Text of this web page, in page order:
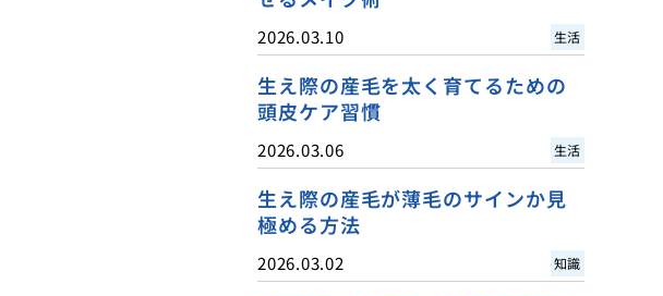
2026.03.10 生活
生え際の産毛を太く育てるための
頭皮ケア習慣
2026.03.06 生活
生え際の産毛が薄毛のサインか見
極める方法
2026.03.02 知識